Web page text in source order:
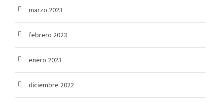
marzo 2023
febrero 2023
enero 2023
diciembre 2022